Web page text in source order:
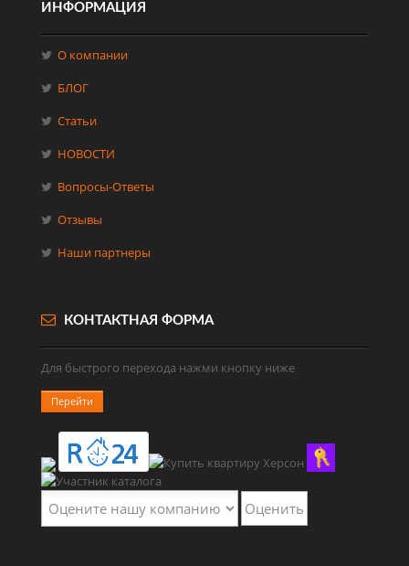
ИНФОРМАЦИЯ
О компании
БЛОГ
Статьи
НОВОСТИ
Вопросы-Ответы
Отзывы
Наши партнеры
КОНТАКТНАЯ ФОРМА
Для быстрого перехода нажми кнопку ниже
Перейти